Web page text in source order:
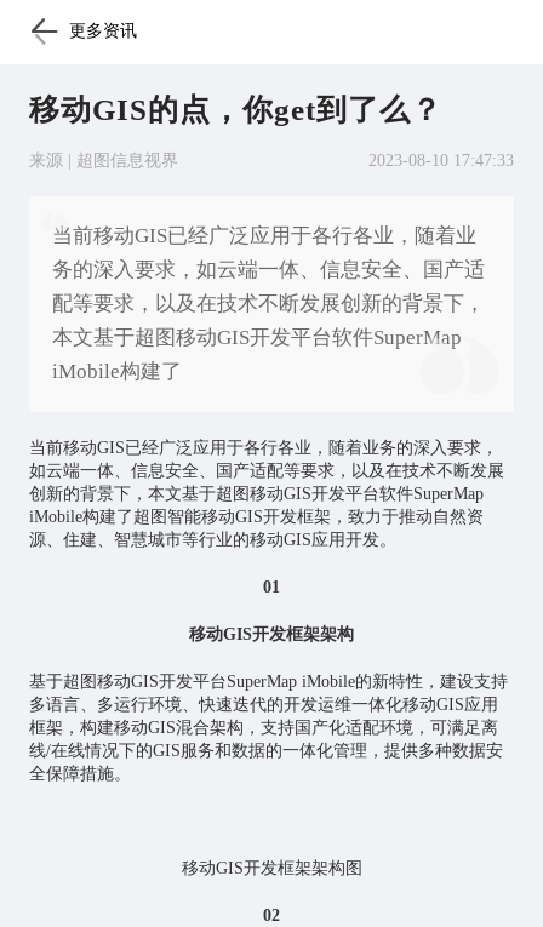
更多资讯
移动GIS的点，你get到了么？
来源 | 超图信息视界 2023-08-10 17:47:33
当前移动GIS已经广泛应用于各行各业，随着业
务的深入要求，如云端一体、信息安全、国产适
配等要求，以及在技术不断发展创新的背景下，
本文基于超图移动GIS开发平台软件SuperMap
iMobile构建了
当前移动GIS已经广泛应用于各行各业，随着业务的深入要求，
如云端一体、信息安全、国产适配等要求，以及在技术不断发展
创新的背景下，本文基于超图移动GIS开发平台软件SuperMap
iMobile构建了超图智能移动GIS开发框架，致力于推动自然资
源、住建、 智慧城市等行业的移动GIS应用开发。
01
移动GIS开发框架架构
基于超图移动GIS开发平台SuperMap iMobile的新特性，建设支持
多语言、多运行环境、快速迭代的开发运维一体化移动GIS应用
框架，构建移动GIS混合架构，支持国产化适配环境，可满足离
线/在线情况下的GIS服务和数据的一体化管理，提供多种数据安
全保障措施。
移动GIS开发框架架构图
02